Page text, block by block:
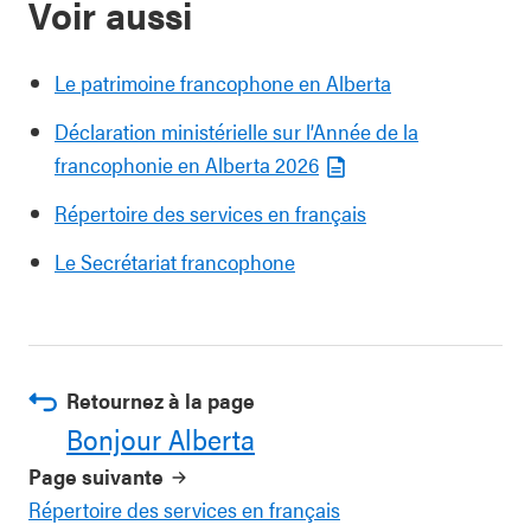
Voir aussi
Le patrimoine francophone en Alberta
Déclaration ministérielle sur l’Année de la
francophonie en Alberta 2026
Répertoire des services en français
Le Secrétariat francophone
Retournez à la page
Bonjour Alberta
Page suivante
Répertoire des services en français